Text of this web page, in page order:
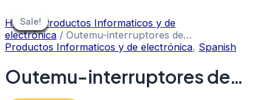
to
content
Sale!
Home/ Productos Informaticos y de
electrónica / Outemu-interruptores de…
Productos Informaticos y de electrónica, Spanish
Outemu-interruptores de…
Sale!
Sale!
Sale!
Sale!
Sale!
Sale!
Sale!
Sale!